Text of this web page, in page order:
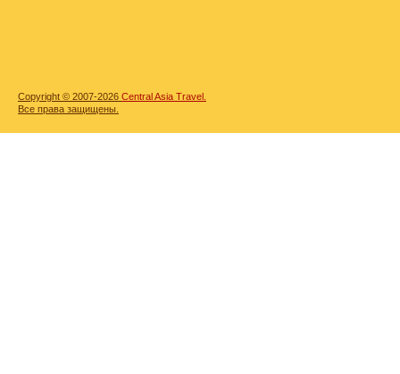
Copyright © 2007-2026 Central Asia Travel.
Все права защищены.